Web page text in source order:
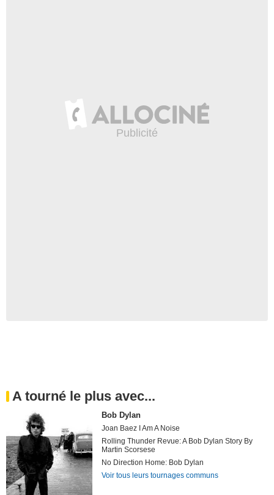
A tourné le plus avec...
Bob Dylan
Joan Baez I Am A Noise
Rolling Thunder Revue: A Bob Dylan Story By
Martin Scorsese
No Direction Home: Bob Dylan
Voir tous leurs tournages communs